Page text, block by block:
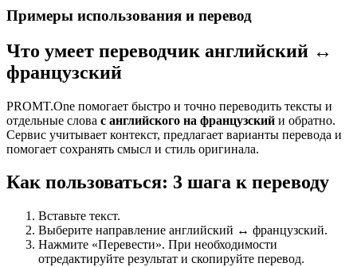
Примеры использования и перевод
Что умеет переводчик английский ↔
французский
PROMT.One помогает быстро и точно переводить тексты и
отдельные слова с английского на французский и обратно.
Сервис учитывает контекст, предлагает варианты перевода и
помогает сохранять смысл и стиль оригинала.
Как пользоваться: 3 шага к переводу
Вставьте текст.
Выберите направление английский ↔ французский.
Нажмите «Перевести». При необходимости
отредактируйте результат и скопируйте перевод.